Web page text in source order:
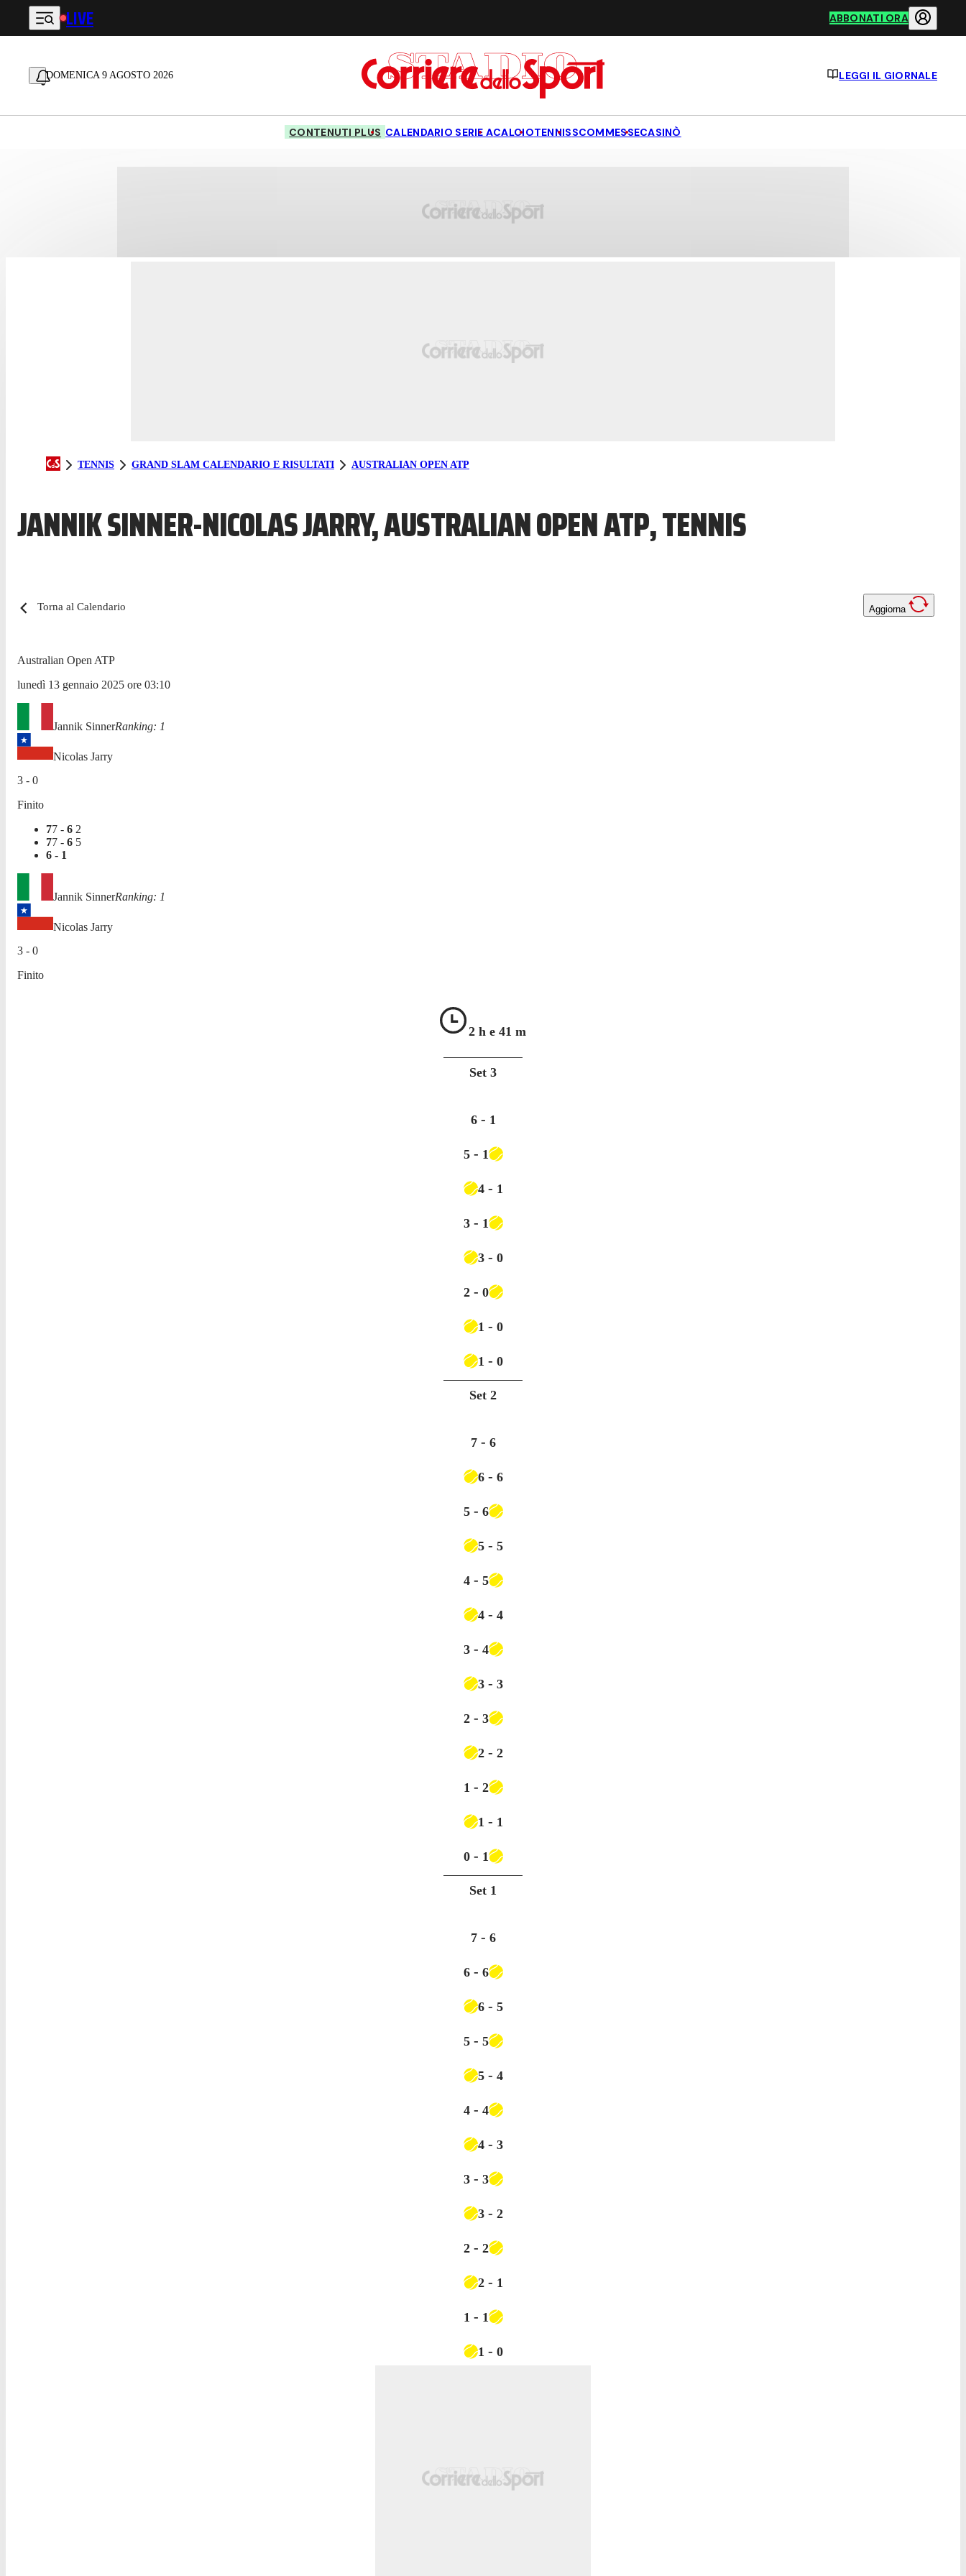
Vai al contenuto principale
LIVE ABBONATI ORA
DOMENICA 9 AGOSTO 2026 LEGGI IL GIORNALE
CONTENUTI PLUS CALENDARIO SERIE ACALCIOTENNISSCOMMESSECASINÒ
TENNIS GRAND SLAM CALENDARIO E RISULTATI AUSTRALIAN OPEN ATP
JANNIK SINNER-NICOLAS JARRY, AUSTRALIAN OPEN ATP, TENNIS
Torna al Calendario Aggiorna
Australian Open ATP
lunedì 13 gennaio 2025 ore 03:10
Jannik SinnerRanking: 1
Nicolas Jarry
3 - 0
Finito
77 - 6 2
77 - 6 5
6 - 1
Jannik SinnerRanking: 1
Nicolas Jarry
3 - 0
Finito
2 h e 41 m
Set 3
6 - 1
5 - 1
4 - 1
3 - 1
3 - 0
2 - 0
1 - 0
1 - 0
Set 2
7 - 6
6 - 6
5 - 6
5 - 5
4 - 5
4 - 4
3 - 4
3 - 3
2 - 3
2 - 2
1 - 2
1 - 1
0- 1
Set 1
7 - 6
6 - 6
6 - 5
5 - 5
5 - 4
4 - 4
4 - 3
3 - 3
3 - 2
2 - 2
2 - 1
1 - 1
1 - 0